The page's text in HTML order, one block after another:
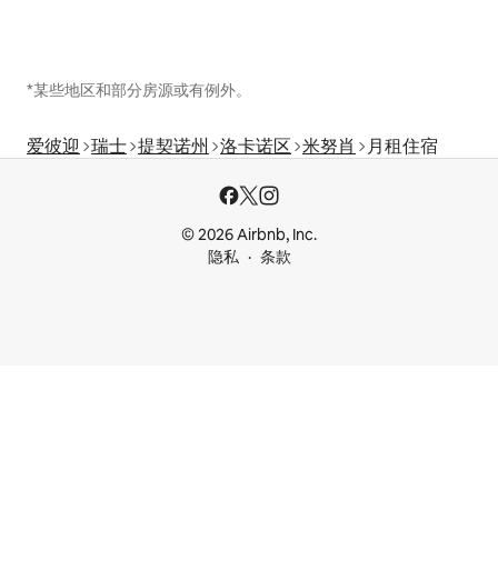
*某些地区和部分房源或有例外。
爱彼迎 瑞士 提契诺州 洛卡诺区 米努肖 月租住宿
© 2026 Airbnb, Inc.
隐私
条款